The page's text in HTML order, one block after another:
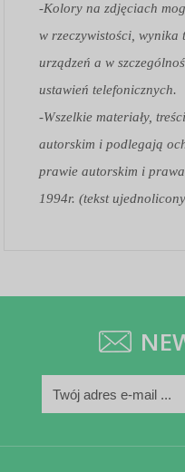
-Kolory na zdjęciach
w rzeczywistości,
urządzeń a w
ustawień telefonicznych.
-Wszelkie materiały,
autorskim i podlegają
prawie autorskim i
1994r. (tekst